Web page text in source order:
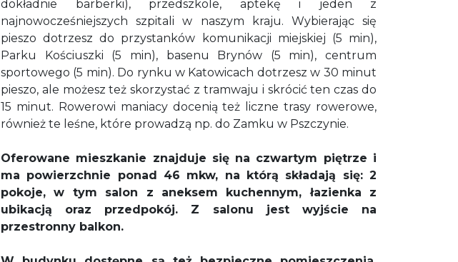
dokładnie barberki), przedszkole, aptekę i jeden z
najnowocześniejszych szpitali w naszym kraju. Wybierając się
pieszo dotrzesz do przystanków komunikacji miejskiej (5 min),
Parku Kościuszki (5 min), basenu Brynów (5 min), centrum
sportowego (5 min). Do rynku w Katowicach dotrzesz w 30 minut
pieszo, ale możesz też skorzystać z tramwaju i skrócić ten czas do
15 minut. Rowerowi maniacy docenią też liczne trasy rowerowe,
również te leśne, które prowadzą np. do Zamku w Pszczynie.
Oferowane mieszkanie znajduje się na czwartym piętrze i
ma powierzchnie ponad 46 mkw, na którą składają się: 2
pokoje, w tym salon z aneksem kuchennym, łazienka z
ubikacją oraz przedpokój. Z salonu jest wyjście na
przestronny balkon.